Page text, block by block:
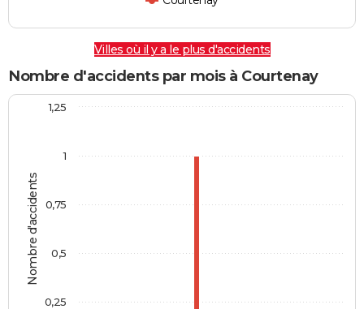
Villes où il y a le plus d'accidents
Nombre d'accidents par mois à Courtenay
Nombre d'accidents
1
0,25
0,5
0,75
1,25